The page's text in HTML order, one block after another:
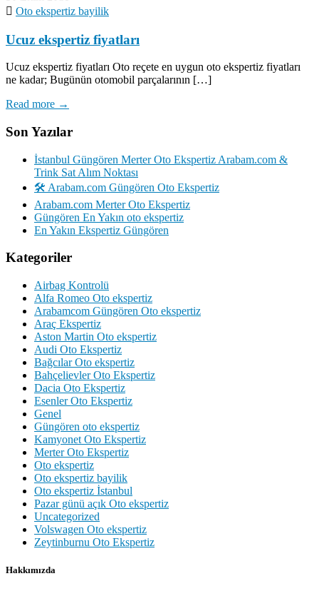
Oto ekspertiz bayilik
Ucuz ekspertiz fiyatları
Ucuz ekspertiz fiyatları Oto reçete en uygun oto ekspertiz fiyatları
ne kadar; Bugünün otomobil parçalarının […]
Read more →
Son Yazılar
İstanbul Güngören Merter Oto Ekspertiz Arabam.com &
Trink Sat Alım Noktası
🛠️ Arabam.com Güngören Oto Ekspertiz
Arabam.com Merter Oto Ekspertiz
Güngören En Yakın oto ekspertiz
En Yakın Ekspertiz Güngören
Kategoriler
Airbag Kontrolü
Alfa Romeo Oto ekspertiz
Arabamcom Güngören Oto ekspertiz
Araç Ekspertiz
Aston Martin Oto ekspertiz
Audi Oto Ekspertiz
Bağcılar Oto ekspertiz
Bahçelievler Oto Ekspertiz
Dacia Oto Ekspertiz
Esenler Oto Ekspertiz
Genel
Güngören oto ekspertiz
Kamyonet Oto Ekspertiz
Merter Oto Ekspertiz
Oto ekspertiz
Oto ekspertiz bayilik
Oto ekspertiz İstanbul
Pazar günü açık Oto ekspertiz
Uncategorized
Volswagen Oto ekspertiz
Zeytinburnu Oto Ekspertiz
Hakkımızda